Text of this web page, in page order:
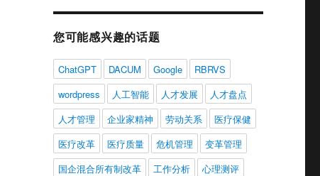
您可能感兴趣的话题
ChatGPT DACUM Google
RBRVS
wordpress
人工智能 人才发展
人才盘点
人才管理
企业家精神 劳动关系
医疗保健
医疗改革
医疗质量 危机管理
变革管理
国企混合所有制改革
工作分析
心理测评